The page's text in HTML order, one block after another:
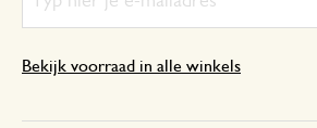
Bekijk voorraad in alle winkels